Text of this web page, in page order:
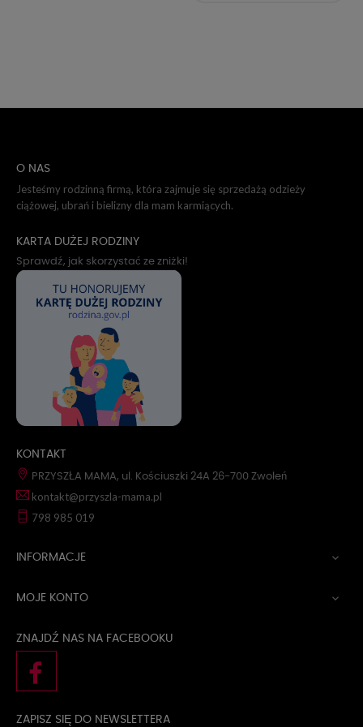
O NAS
Jesteśmy rodzinną firmą, która zajmuje się sprzedażą odzieży
ciążowej, ubrań i bielizny dla mam karmiących.
KARTA DUŻEJ RODZINY
Sprawdź, jak skorzystać ze zniżki!
KONTAKT
PRZYSZŁA MAMA, ul. Kościuszki 24A 26-700 Zwoleń
kontakt@przyszla-mama.pl
798 985 019
INFORMACJE 
MOJE KONTO 
ZNAJDŹ NAS NA FACEBOOKU
ZAPISZ SIĘ DO NEWSLETTERA